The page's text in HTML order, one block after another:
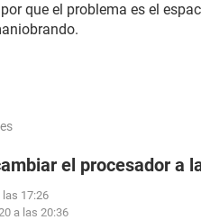
que el problema es el
el procesador a
las 17:26
a las 20:36